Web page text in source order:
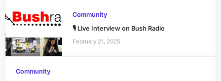
Community
🎙 Live Interview on Bush Radio
February 21, 2025
Community